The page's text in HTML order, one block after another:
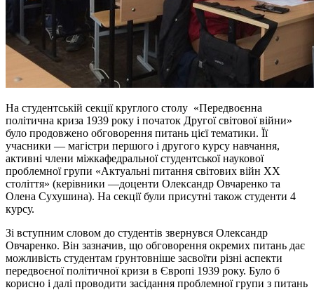
На студентській секції круглого столу «Передвоєнна
політична криза 1939 року і початок Другої світової війни»
було продовжено обговорення питань цієї тематики. Її
учасники — магістри першого і другого курсу навчання,
активні члени міжкафедральної студентської наукової
проблемної групи «Актуальні питання світових війн ХХ
століття» (керівники —доценти Олександр Овчаренко та
Олена Сухушина). На секції були присутні також студенти 4
курсу.
Зі вступним словом до студентів звернувся Олександр
Овчаренко. Він зазначив, що обговорення окремих питань дає
можливість студентам ґрунтовніше засвоїти різні аспекти
передвоєної політичної кризи в Європі 1939 року. Було б
корисно і далі проводити засідання проблемної групи з питань